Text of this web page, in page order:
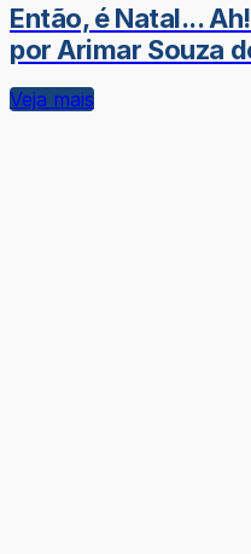
Então, é Natal...
por Arimar Souza
Veja mais